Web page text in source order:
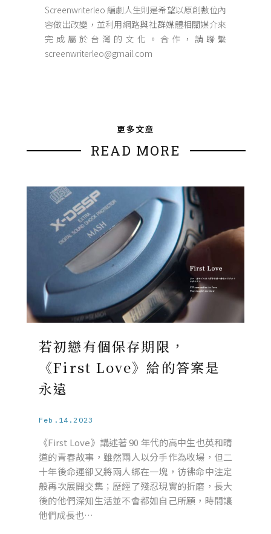
Screenwriterleo 編劇人生則是希望以原創數位內
容做出改變，並利用網路與社群媒體相關媒介來
完成屬於台灣的文化。合作，請聯繫
screenwriterleo@gmail.com
更多文章
READ MORE
若初戀有個保存期限，
《First Love》給的答案是
永遠
Feb.14.2023
《First Love》講述著 90 年代的高中生也英和晴
道的青春故事，雖然兩人以分手作為收場，但二
十年後命運卻又將兩人綁在一塊，彷彿命中注定
般再次展開交集；歷經了殘忍現實的折磨，長大
後的他們深知生活並不會都如自己所願，時間讓
他們成長也…